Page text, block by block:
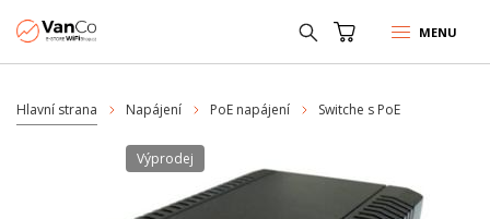
MENU
Hlavní strana Napájení PoE napájení Switche s PoE
Výprodej